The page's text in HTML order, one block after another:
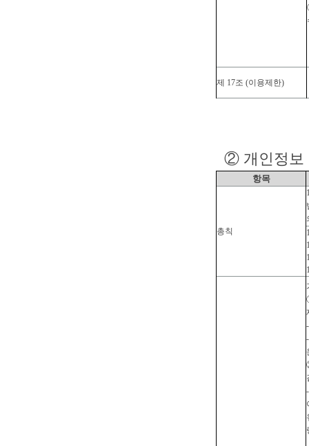
제 17조 (이용제한)
② 개인정보
항목
총칙